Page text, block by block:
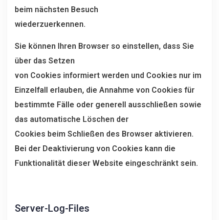
beim nächsten Besuch
wiederzuerkennen.
Sie können Ihren Browser so einstellen, dass Sie
über das Setzen
von Cookies informiert werden und Cookies nur im
Einzelfall erlauben, die Annahme von Cookies für
bestimmte Fälle oder generell ausschließen sowie
das automatische Löschen der
Cookies beim Schließen des Browser aktivieren.
Bei der Deaktivierung von Cookies kann die
Funktionalität dieser Website eingeschränkt sein.
Server-Log-Files